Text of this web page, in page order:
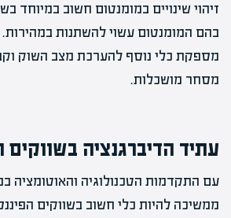
זיהוי שינויים במומנטום חשוב במיוחד
בהם המומנטום עשוי להשתנות במהירות.
מספקת כלי נוסף להערכת מצב השוק
מסחר מושכלות.
עתיד הדיברגנציה בשווקים
עם התקדמות הטכנולוגיה והאוטומציה
ממשיכה להיות כלי חשוב בשווקים